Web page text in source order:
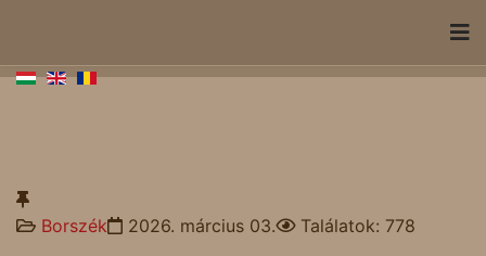
Borszék 2026. március 03. Találatok: 778